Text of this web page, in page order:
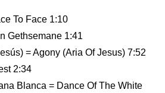
To Face 1:10
Gethsemane 1:41
= Agony (Aria Of Jesus) 7:52
2:34
Blanca = Dance Of The White